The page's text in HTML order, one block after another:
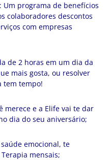
Um programa de benefícios
colaboradores descontos
com empresas
de 2 horas em um dia da
mais gosta, ou resolver
tem tempo!
merece e a Elife vai te dar
dia do seu aniversário;
emocional, te
mensais;